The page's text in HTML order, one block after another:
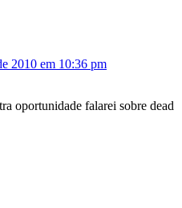
2010 em 10:36 pm
oportunidade falarei sobre dead